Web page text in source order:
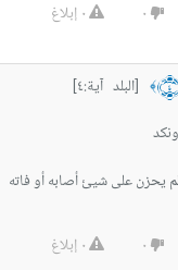
٠ ٠ إبلاغ
﴾
[البلد آية:٤]
يحزن على شيئ أصابه أو فاته
٠ ٠ إبلاغ